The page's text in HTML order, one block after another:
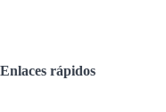
Enlaces rápidos